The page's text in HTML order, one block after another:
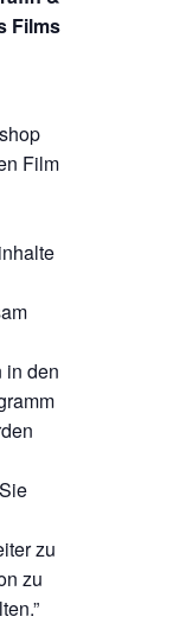
Films
Film
in den
zu
zu